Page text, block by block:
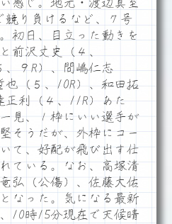
感じ。地元・渡辺真至
競り負けるなど、７号
初日、目立った動きを
前沢丈史（４、
、９R）、間嶋仁志
也（５、10R）、和田拓
利（４、11R）あた
見、１枠にいい選手が
そうだが、外枠にコー
て、好配が飛び出す仕
ている。なお、高塚清
弘（公傷）、佐藤大佑
なった。気になる最新
10時15分現在で天候晴